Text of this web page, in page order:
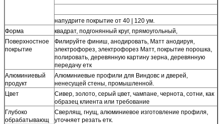
напудрите покрытие от 40 | 120 ум.
Форма
квадрат, подгонянный круг, прямоугольный,
Поверхностное
покрытие
Филируйте финиш, анодировать, Матт анодируя,
электрофорез, электрофорез Матт, покрытие порошка,
полировать, деревянную картину зерна, деревянную
передачу етк
Алюминиевый
продукт
Алюминиевые профили для Виндовс и дверей,
ненесущей стены, промышленной.
Цвет
Сивер, золото, серый цвет, чампане, чернота, сотни, как
образец клиента или требование
Глубоко
обрабатывающ
Сверлящ, гнущ, алюминиевое изготовление профиля,
уточняет резать етк.